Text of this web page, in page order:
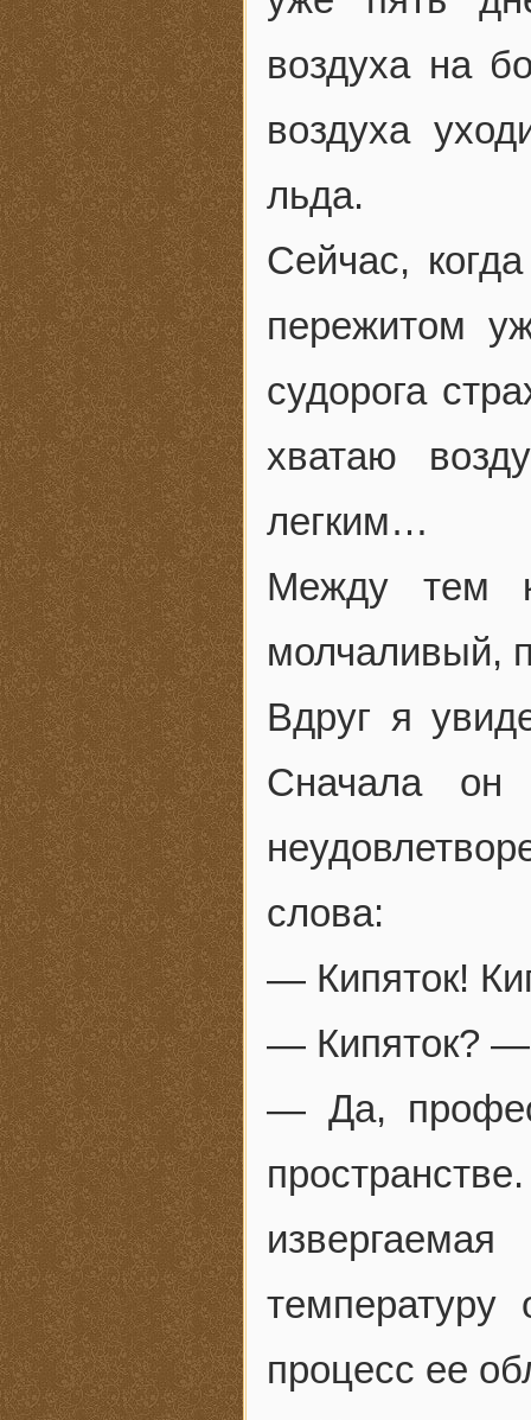
воздуха на
воздуха
льда.
Сейчас,
пережитом
судорога
хватаю
легким…
Между тем
молчаливый,
Вдруг я
Сначала он
слова:
— Кипяток!
— Кипяток? —
— Да,
процесс ее